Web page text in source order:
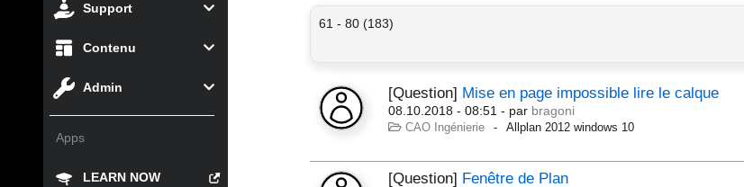
Support
Contenu
Admin
Apps
LEARN NOW
61 - 80 (183)
[Question] Mise en page impossible lire le calque
08.10.2018 - 08:51 - par bragoni
CAO Ingénierie Allplan 2012 windows 10
[Question] Fenêtre de Plan